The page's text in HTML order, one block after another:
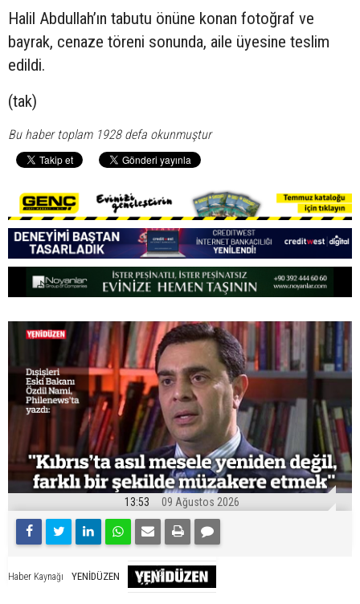
Halil Abdullah’ın tabutu önüne konan fotoğraf ve
bayrak, cenaze töreni sonunda, aile üyesine teslim
edildi.
(tak)
Bu haber toplam 1928 defa okunmuştur
13:53 09 Ağustos 2026
Haber Kaynağı YENİDÜZEN